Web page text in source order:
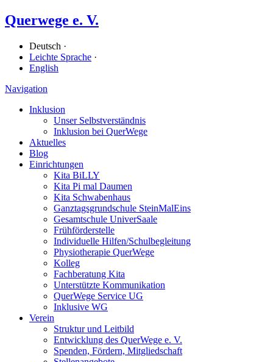
Querwege e. V.
Deutsch ·
Leichte Sprache ·
English
Navigation
Inklusion
Unser Selbstverständnis
Inklusion bei QuerWege
Aktuelles
Blog
Einrichtungen
Kita BiLLY
Kita Pi mal Daumen
Kita Schwabenhaus
Ganz­tags­grund­schule SteinMalEins
Gesamtschule UniverSaale
Früh­förder­stelle
Individuelle Hilfen/​Schulbegleitung
Physiotherapie QuerWege
Kolleg
Fachberatung Kita
Unterstützte Kommunikation
QuerWege Service UG
Inklusive WG
Verein
Struktur und Leitbild
Entwicklung des QuerWege e. V.
Spenden, Fördern, Mitgliedschaft